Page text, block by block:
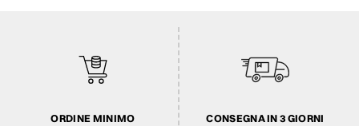
ORDINE MINIMO
CONSEGNA IN 3 GIORNI